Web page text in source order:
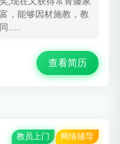
，能够因材施教，教
......
查看简历
教员上门 网络辅导